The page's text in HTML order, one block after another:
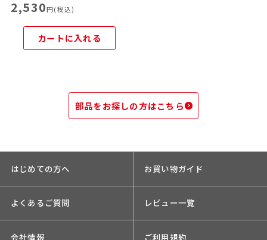
2,530円(税込)
カートに入れる
部品をお探しの方はこちら
はじめての方へ お買い物ガイド
よくあるご質問 レビュー一覧
会社情報 ご利用規約